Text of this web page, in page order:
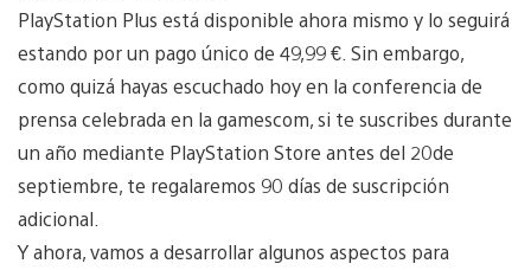
PlayStation Plus está disponible ahora mismo y lo seguirá
estando por un pago único de 49,99 €. Sin embargo,
como quizá hayas escuchado hoy en la conferencia de
prensa celebrada en la gamescom, si te suscribes durante
un año mediante PlayStation Store antes del 20de
septiembre, te regalaremos 90 días de suscripción
adicional.
Y ahora, vamos a desarrollar algunos aspectos para